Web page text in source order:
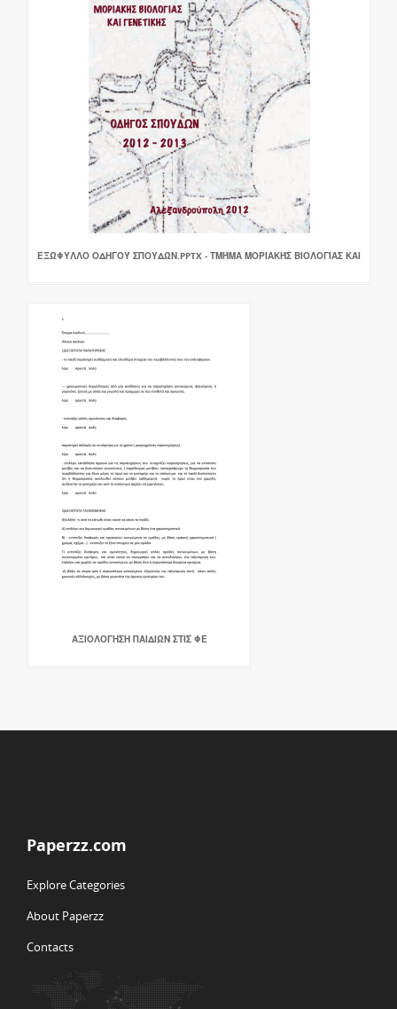
ΕΞΏΦΥΛΛΟ ΟΔΗΓΟΎ ΣΠΟΥΔΏΝ.PPTX - ΤΜΉΜΑ ΜΟΡΙΑΚΉΣ ΒΙΟΛΟΓΊΑΣ ΚΑΙ
ΑΞΙΟΛΟΓΗΣΗ ΠΑΙΔΙΩΝ ΣΤΙΣ ΦΕ
Paperzz.com
Explore Categories
About Paperzz
Contacts